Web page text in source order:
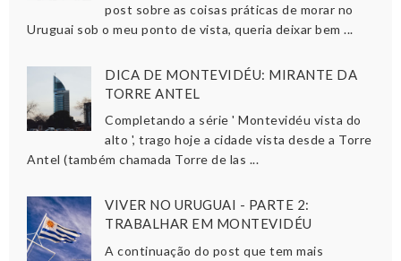
post sobre as coisas práticas de morar no
Uruguai sob o meu ponto de vista, queria deixar bem ...
DICA DE MONTEVIDÉU: MIRANTE DA
TORRE ANTEL
Completando a série ' Montevidéu vista do
alto ', trago hoje a cidade vista desde a Torre
Antel (também chamada Torre de las ...
VIVER NO URUGUAI - PARTE 2:
TRABALHAR EM MONTEVIDÉU
A continuação do post que tem mais